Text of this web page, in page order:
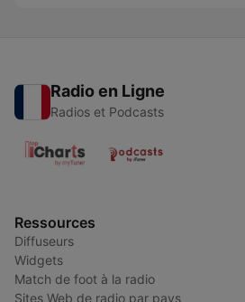
Radio en Ligne
Radios et Podcasts
Ressources
Diffuseurs
Widgets
Match de foot à la radio
Sites Web de radio par pays